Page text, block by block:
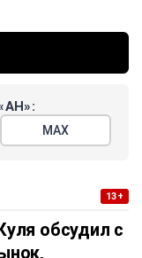
МАХ
13+
обсудил с